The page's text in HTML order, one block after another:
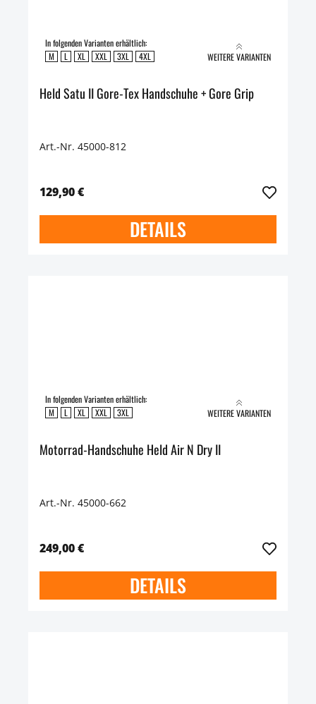
In folgenden Varianten erhältlich:
M
L XL XXL 3XL 4XL WEITERE VARIANTEN
Held Satu II Gore-Tex Handschuhe + Gore Grip
Art.-Nr. 45000-812
129,90 €
DETAILS
In folgenden Varianten erhältlich:
M
L XL XXL 3XL WEITERE VARIANTEN
Motorrad-Handschuhe Held Air N Dry II
Art.-Nr. 45000-662
249,00 €
DETAILS